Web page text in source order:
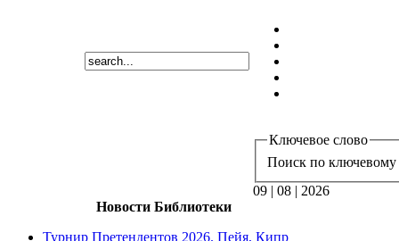
Ключевое слово
Поиск по ключевому
09 | 08 | 2026
Новости Библиотеки
Турнир Претендентов 2026. Пейя, Кипр